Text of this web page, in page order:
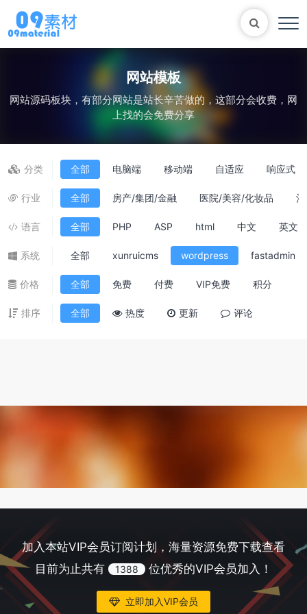
Bootstrap 表单 尼尔机械纪元 轮播
知识库
网站模板
网站源码板块，有部分网站是站长辛苦做的，这部分会收费，网
上找的会免费分享
分类 全部 电脑端 移动端 自适应 响应式
行业 全部 房产/集团/金融 医院/美容/化妆品
语言 全部 PHP ASP html 中文 英文
系统 全部 xunruicms wordpress fastadmin
价格 全部 免费 付费 VIP免费 积分
排序 全部 热度 更新 评论
加入本站VIP会员订阅计划，海量资源免费下载查看
目前为止共有
1388 位优秀的VIP会员加入！
立即加入VIP会员